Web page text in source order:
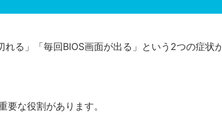
る」「毎回BIOS画面が出る」という2つの症状
な役割があります。